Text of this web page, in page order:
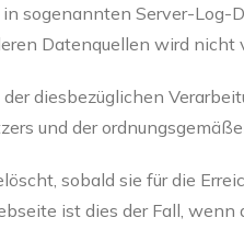
sogenannten Server-Log-
Datenquellen wird nicht
diesbezüglichen
und der
sobald sie für die
ist dies der Fall, wenn